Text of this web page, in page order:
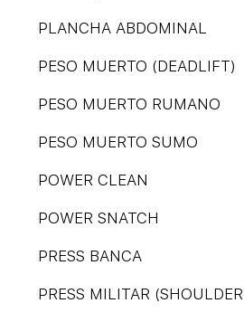
PLANCHA ABDOMINAL
PESO MUERTO (DEADLIFT)
PESO MUERTO RUMANO
PESO MUERTO SUMO
POWER CLEAN
POWER SNATCH
PRESS BANCA
PRESS MILITAR